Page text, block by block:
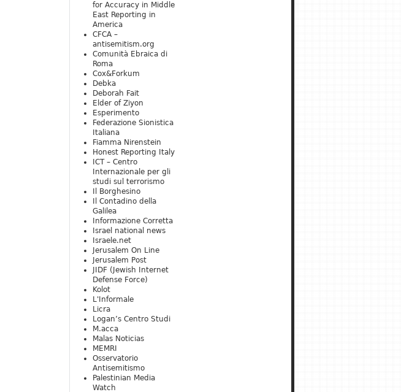
for Accuracy in Middle
East Reporting in
America
CFCA –
antisemitism.org
Comunità Ebraica di
Roma
Cox&Forkum
Debka
Deborah Fait
Elder of Ziyon
Esperimento
Federazione Sionistica
Italiana
Fiamma Nirenstein
Honest Reporting Italy
ICT – Centro
Internazionale per gli
studi sul terrorismo
Il Borghesino
Il Contadino della
Galilea
Informazione Corretta
Israel national news
Israele.net
Jerusalem On Line
Jerusalem Post
JIDF (Jewish Internet
Defense Force)
Kolot
L'Informale
Licra
Logan’s Centro Studi
M.acca
Malas Noticias
MEMRI
Osservatorio
Antisemitismo
Palestinian Media
Watch